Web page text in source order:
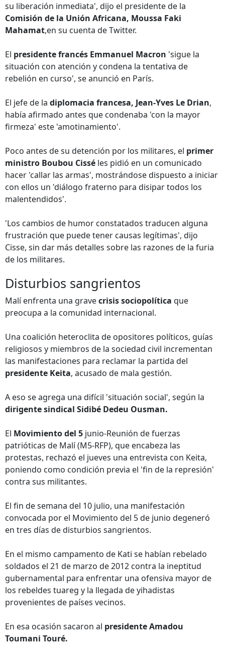
su liberación inmediata', dijo el presidente de la
Comisión de la Unión Africana, Moussa Faki
Mahamat,en su cuenta de Twitter.
El presidente francés Emmanuel Macron 'sigue la
situación con atención y condena la tentativa de
rebelión en curso', se anunció en París.
El jefe de la diplomacia francesa, Jean-Yves Le Drian,
había afirmado antes que condenaba 'con la mayor
firmeza' este 'amotinamiento'.
Poco antes de su detención por los militares, el primer
ministro Boubou Cissé les pidió en un comunicado
hacer 'callar las armas', mostrándose dispuesto a iniciar
con ellos un 'diálogo fraterno para disipar todos los
malentendidos'.
'Los cambios de humor constatados traducen alguna
frustración que puede tener causas legítimas', dijo
Cisse, sin dar más detalles sobre las razones de la furia
de los militares.
Disturbios sangrientos
Malí enfrenta una gravecrisis sociopolítica que
preocupa a la comunidad internacional.
Una coalición heteroclita de opositores políticos, guías
religiosos y miembros de la sociedad civil incrementan
las manifestaciones para reclamar la partida del
presidente Keita, acusado de mala gestión.
A eso se agrega una difícil 'situación social', según la
dirigente sindical Sidibé Dedeu Ousman.
El Movimiento del 5 junio-Reunión de fuerzas
patrióticas de Malí (M5-RFP), que encabeza las
protestas, rechazó el jueves una entrevista con Keita,
poniendo como condición previa el 'fin de la represión'
contra sus militantes.
El fin de semana del 10 julio, una manifestación
convocada por el Movimiento del 5 de junio degeneró
en tres días de disturbios sangrientos.
En el mismo campamento de Kati se habían rebelado
soldados el 21 de marzo de 2012 contra la ineptitud
gubernamental para enfrentar una ofensiva mayor de
los rebeldes tuareg y la llegada de yihadistas
provenientes de países vecinos.
En esa ocasión sacaron al presidente Amadou
Toumani Touré.